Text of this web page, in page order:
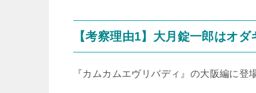
【考察理由1】大月錠一郎はオダ
『カムカムエヴリバディ』の大阪編に登